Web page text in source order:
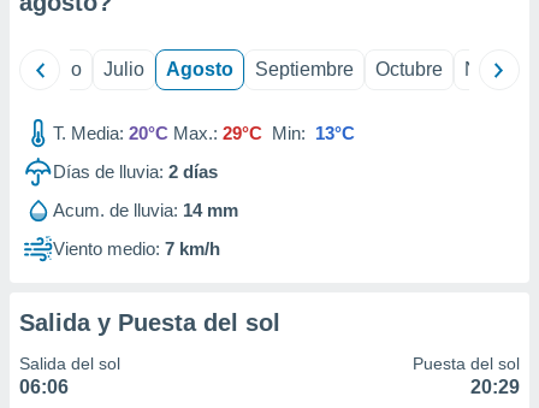
mediante
publicidad
publicidad
1199
Junio Julio Agosto Septiembre Octubre
T. Media: 20°C Max.: 29°C Min: 13°C
Días de lluvia: 2 días
Acum. de lluvia: 14 mm
Viento medio: 7 km/h
Salida y Puesta del sol
Salida del sol
06:06
Puesta del sol
20:29